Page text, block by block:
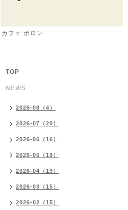
カフェ ポロン
TOP
NEWS
2026-08（4）
2026-07（20）
2026-06（16）
2026-05（19）
2026-04（19）
2026-03（15）
2026-02（15）